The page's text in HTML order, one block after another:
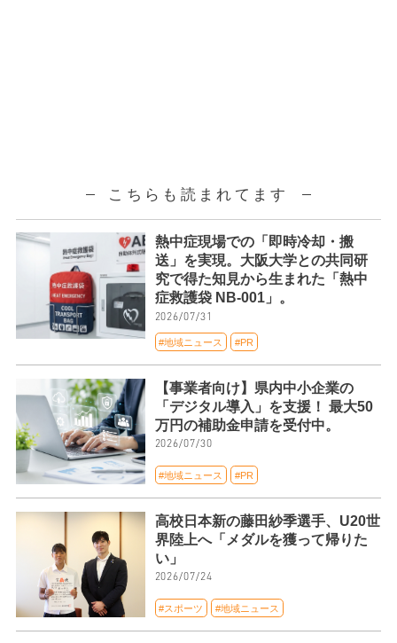
こちらも読まれてます
熱中症現場での「即時冷却・搬
送」を実現。大阪大学との共同研
究で得た知見から生まれた「熱中
症救護袋 NB-001」。
2026/07/31
#地域ニュース #PR
【事業者向け】県内中小企業の
「デジタル導入」を支援！ 最大50
万円の補助金申請を受付中。
2026/07/30
#地域ニュース #PR
高校日本新の藤田紗季選手、U20世
界陸上へ「メダルを獲って帰りた
い」
2026/07/24
#スポーツ #地域ニュース